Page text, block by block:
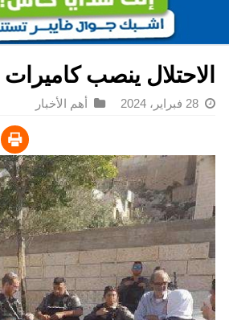
الاحتلال ينصب
28 فبراير، 2024 أهم الأخبار